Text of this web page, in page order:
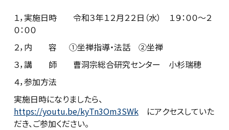
１，実施日時 令和３年１２月２２日（水） １９：００～２
０：００
２，内 容 ①坐禅指導・法話 ②坐禅
３，講 師 曹洞宗総合研究センター 小杉瑞穂
４，参加方法
実施日時になりましたら、
https://youtu.be/kyTn3Om3SWkにアクセスしていた
だき、ご参加ください。